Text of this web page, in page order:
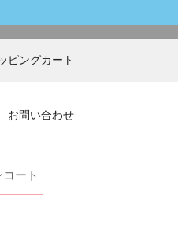
ピングカート
お問い合わせ
ート